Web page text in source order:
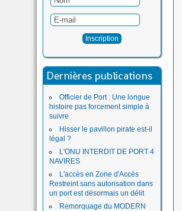
Dernières publications
Officier de Port : Une longue
histoire pas forcement simple à
suivre
Hisser le pavillon pirate est-il
légal ?
L'ONU INTERDIT DE PORT 4
NAVIRES
L'accès en Zone d'Accès
Restreint sans autorisation dans
un port est désormais un délit
Remorquage du MODERN